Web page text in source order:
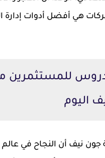
هي أفضل أدوات إدارة
للمستثمرين
اليوم
نيف أن النجاح في عالم